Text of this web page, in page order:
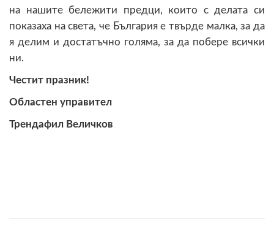
на нашите бележити предци, които с делата си
показаха на света, че България е твърде малка, за да
я делим и достатъчно голяма, за да побере всички
ни.
Честит празник!
Областен управител
Трендафил Величков